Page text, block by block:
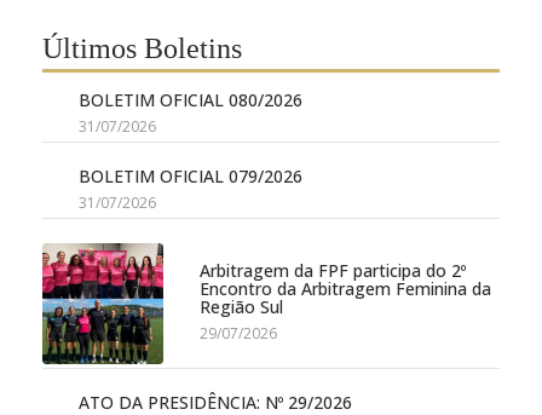
Últimos Boletins
BOLETIM OFICIAL 080/2026
31/07/2026
BOLETIM OFICIAL 079/2026
31/07/2026
Arbitragem da FPF participa do 2º
Encontro da Arbitragem Feminina da
Região Sul
29/07/2026
ATO DA PRESIDÊNCIA: Nº 29/2026